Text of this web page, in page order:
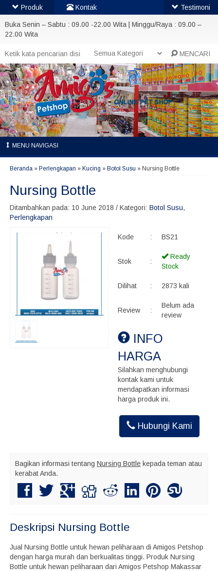
Buka Senin – Sabtu : 09.00 -22.00 Wita | Minggu/Raya : 09.00 –
22.00 Wita
MENCARI
MENU NAVIGASI
Beranda » Perlengkapan » Kucing » Botol Susu » Nursing Bottle
Nursing Bottle
Ditambahkan pada: 10 June 2018 / Kategori: Botol Susu,
Perlengkapan
Kode : BS21
Stok :
Ready
Stock
Dilihat : 2873 kali
Review :
Belum ada
review
INFO
HARGA
Silahkan menghubungi
kontak kami untuk
mendapatkan informasi
harga produk ini.
Hubungi Kami
Bagikan informasi tentang Nursing Bottle kepada teman atau
kerabat Anda.
Deskripsi Nursing Bottle
Jual Nursing Bottle untuk hewan peliharaan di Amigos Petshop
dengan harga murah dan berkualitas tinggi. Produk Nursing
Bottle untuk hewan peliharaan dari Amigos Petshop Makassar
Produk Kontak Testimoni